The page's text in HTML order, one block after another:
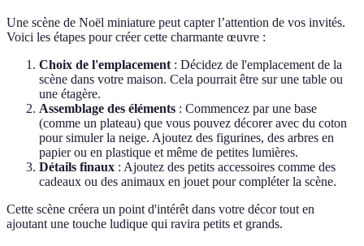
Une scène de Noël miniature peut capter l’attention de vos invités.
Voici les étapes pour créer cette charmante œuvre :
Choix de l'emplacement : Décidez de l'emplacement de la
scène dans votre maison. Cela pourrait être sur une table ou
une étagère.
Assemblage des éléments : Commencez par une base
(comme un plateau) que vous pouvez décorer avec du coton
pour simuler la neige. Ajoutez des figurines, des arbres en
papier ou en plastique et même de petites lumières.
Détails finaux : Ajoutez des petits accessoires comme des
cadeaux ou des animaux en jouet pour compléter la scène.
Cette scène créera un point d'intérêt dans votre décor tout en
ajoutant une touche ludique qui ravira petits et grands.